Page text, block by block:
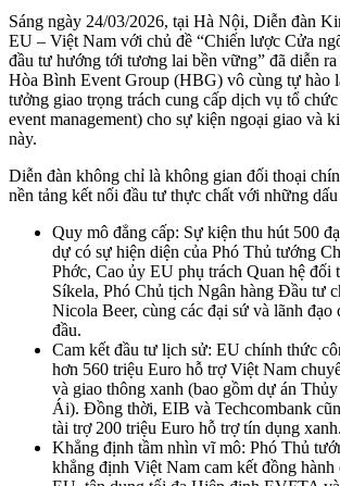
Sáng ngày 24/03/2026, tại Hà Nội, Diễn đàn
EU – Việt Nam với chủ đề “Chiến lược Cửa
đầu tư hướng tới tương lai bền vững” đã diễn
Hòa Bình Event Group (HBG) vô cùng tự hào
tưởng giao trọng trách cung cấp dịch vụ tổ
event management) cho sự kiện ngoại giao và
này.
Diễn đàn không chỉ là không gian đối thoại
nền tảng kết nối đầu tư thực chất với những
Quy mô đẳng cấp: Sự kiện thu hút 500
dự có sự hiện diện của Phó Thủ tướng
Phớc, Cao ủy EU phụ trách Quan hệ đối
Síkela, Phó Chủ tịch Ngân hàng Đầu tư
Nicola Beer, cùng các đại sứ và lãnh đạo
đầu.
Cam kết đầu tư lịch sử: EU chính thức
hơn 560 triệu Euro hỗ trợ Việt Nam
và giao thông xanh (bao gồm dự án
Ái). Đồng thời, EIB và Techcombank
tài trợ 200 triệu Euro hỗ trợ tín dụng xanh.
Khẳng định tầm nhìn vĩ mô: Phó Thủ
khẳng định Việt Nam cam kết đồng hành